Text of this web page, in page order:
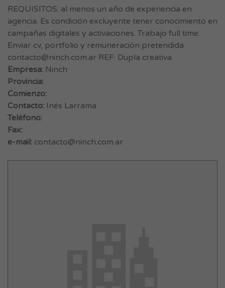
REQUISITOS: al menos un año de experiencia en
agencia. Es condición excluyente tener conocimiento en
campañas digitales y activaciones. Trabajo full time.
Enviar cv, portfolio y remuneración pretendida
contacto@ninch.com.ar REF: Dupla creativa
Empresa: Ninch
Provincia:
Comienzo:
Contacto: Inés Larrama
Teléfono:
Fax:
e-mail: contacto@ninch.com.ar